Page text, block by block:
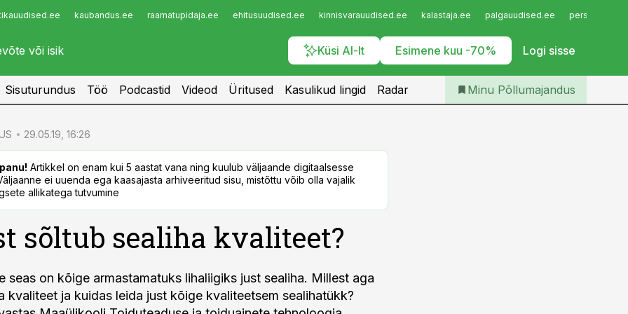
kaubandus.ee raamatupidaja.ee ehitusuudised.ee kinnisvarauudised.ee kalastaja.ee palgauudised.ee
Küsi AI-lt Esimene kuu -70% Logi sisse
Infopank
Iseteenindus
Telli Põllumajandus
Sisuturundus Töö Podcastid Videod Üritused Kasulikud lingid Radar Minu Põllumajandus
29.05.19, 16:26
Artikkel on enam kui 5 aastat vana ning kuulub väljaande digitaalsesse
ei uuenda ega kaasajasta arhiveeritud sisu, mistõttu võib olla vajalik
allikatega tutvumine
sõltub sealiha kvaliteet?
seas on kõige armastamatuks lihaliigiks just sealiha. Millest aga
kvaliteet ja kuidas leida just kõige kvaliteetsem sealihatükk?